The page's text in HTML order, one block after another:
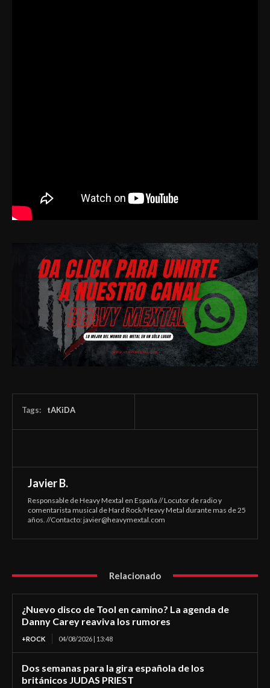
Tags: tAKiDA
Javier B.
Responsable de Heavy Mextal en España // Locutor de radio y
comentarista musical de Hard Rock/Heavy Metal durante mas de 25
años. //Contacto:javier@heavymextal.com
Relacionado
¿Nuevo disco de Tool en camino? La agenda de
Danny Carey reaviva los rumores
+ROCK 04/08/2026 | 13:48
Dos semanas para la gira española de los
británicos JUDAS PRIEST